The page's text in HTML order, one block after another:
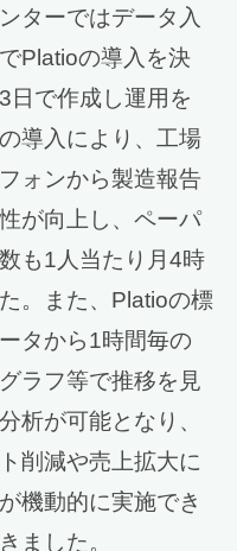
ターではデータ入
Platioの導入を決
日で作成し運用を
導入により、工場
ォンから製造報告
が向上し、ペーパ
も1人当たり月4時
。また、Platioの標
タから1時間毎の
ラフ等で推移を見
析が可能となり、
削減や売上拡大に
機動的に実施でき
ました。